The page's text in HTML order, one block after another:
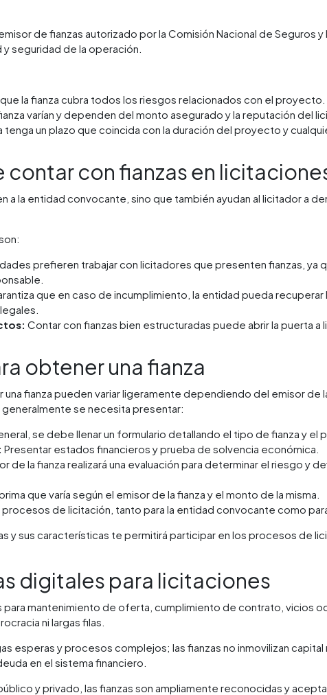
de fianzas autorizado por la Comisión Nacional de Seguros y
seguridad de la operación.
la fianza cubra todos los riesgos relacionados con el proyecto.
varían y dependen del monto asegurado y la reputación del
tenga un plazo que coincida con la duración del proyecto y
contar con fianzas en
a la entidad convocante, sino que también ayudan al licitador a
prefieren trabajar con licitadores que presenten fianzas, ya
que en caso de incumplimiento, la entidad pueda
Contar con fianzas bien estructuradas puede abrir la puerta a
obtener una fianza
fianza pueden variar ligeramente dependiendo del emisor de
se necesita presentar:
se debe llenar un formulario detallando el tipo de fianza y el
Presentar estados financieros y prueba de solvencia económica.
de la fianza realizará una evaluación para determinar el riesgo y
que varía según el emisor de la fianza y el monto de la misma.
procesos de licitación, tanto para la entidad convocante como
y sus características te permitirá participar en los procesos de
digitales para licitaciones
para mantenimiento de oferta, cumplimiento de contrato, vicios
ni largas filas.
esperas y procesos complejos; las fianzas no inmovilizan
en el sistema financiero.
y privado, las fianzas son ampliamente reconocidas y